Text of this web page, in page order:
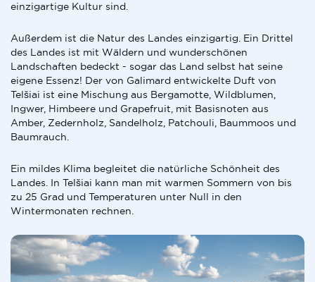
einzigartige Kultur sind.
Außerdem ist die Natur des Landes einzigartig. Ein Drittel
des Landes ist mit Wäldern und wunderschönen
Landschaften bedeckt - sogar das Land selbst hat seine
eigene Essenz! Der von Galimard entwickelte Duft von
Telšiai ist eine Mischung aus Bergamotte, Wildblumen,
Ingwer, Himbeere und Grapefruit, mit Basisnoten aus
Amber, Zedernholz, Sandelholz, Patchouli, Baummoos und
Baumrauch.
Ein mildes Klima begleitet die natürliche Schönheit des
Landes. In Telšiai kann man mit warmen Sommern von bis
zu 25 Grad und Temperaturen unter Null in den
Wintermonaten rechnen.